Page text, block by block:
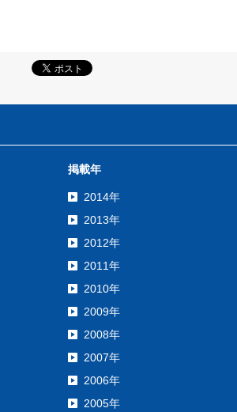
掲載年
2014年
2013年
2012年
2011年
2010年
2009年
2008年
2007年
2006年
2005年